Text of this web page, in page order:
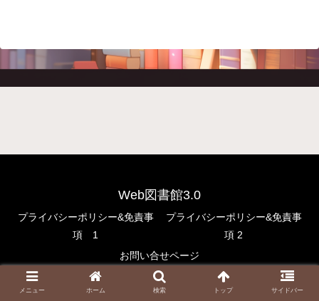
Web図書館3.0
プライバシーポリシー&免責事
項 1
プライバシーポリシー&免責事
項 2
お問い合せページ
© 2022 Web図書館3.0.
メニュー ホーム 検索 トップ サイドバー